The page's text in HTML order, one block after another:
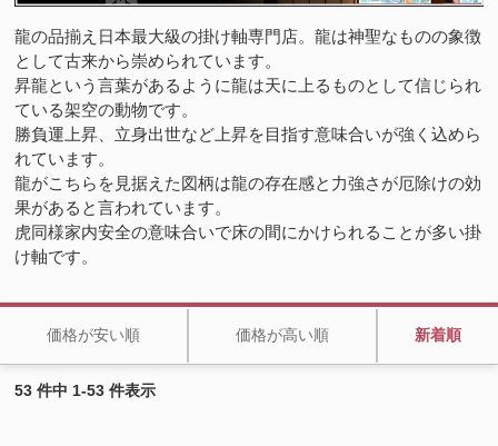
龍の品揃え日本最大級の掛け軸専門店。龍は神聖なものの象徴
として古来から崇められています。
昇龍という言葉があるように龍は天に上るものとして信じられ
ている架空の動物です。
勝負運上昇、立身出世など上昇を目指す意味合いが強く込めら
れています。
龍がこちらを見据えた図柄は龍の存在感と力強さが厄除けの効
果があると言われています。
虎同様家内安全の意味合いで床の間にかけられることが多い掛
け軸です。
価格が安い順 価格が高い順 新着順
53 件中 1-53 件表示